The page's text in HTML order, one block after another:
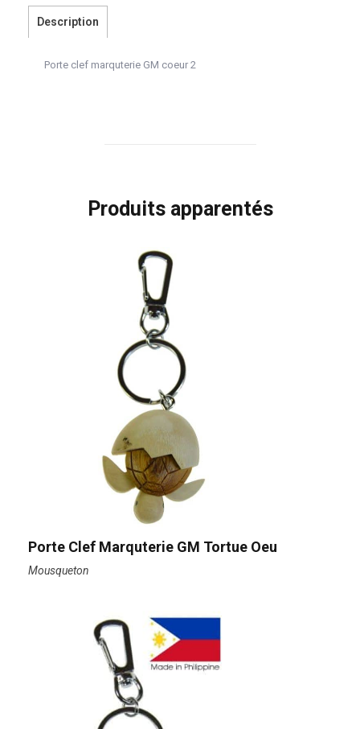
Description
Porte clef marquterie GM coeur 2
Produits apparentés
Porte Clef Marquterie GM Tortue Oeu
Mousqueton